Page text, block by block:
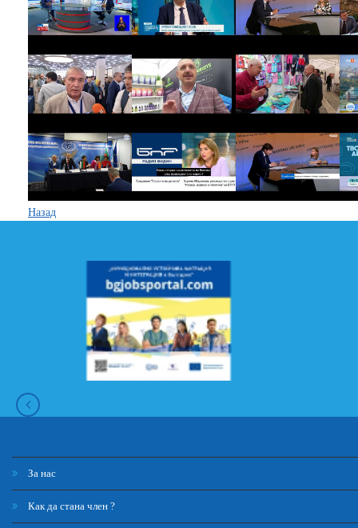
Назад
За нас
Как да стана член ?